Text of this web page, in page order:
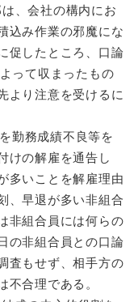
、会社の構内にお
込み作業の邪魔にな
促したところ、口論
って収まったもの
より注意を受けるに
勤務成績不良等を
けの解雇を通告し
多いことを解雇理由
、早退が多い非組合
非組合員には何らの
の非組合員との口論
査もせず、相手方の
不合理である。